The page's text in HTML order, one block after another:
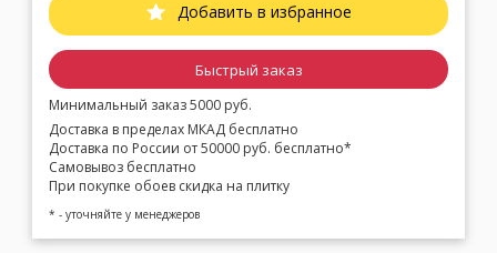
Добавить в избранное
Быстрый заказ
Минимальный заказ 5000 руб.
Доставка в пределах МКАД бесплатно
Доставка по России от 50000 руб. бесплатно*
Самовывоз бесплатно
При покупке обоев скидка на плитку
* - уточняйте у менеджеров